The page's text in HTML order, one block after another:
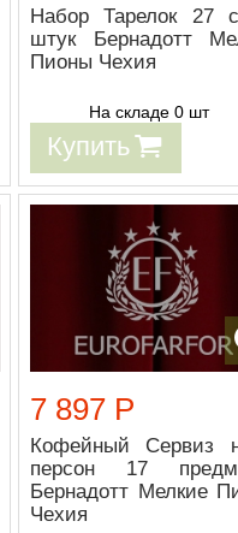
Набор Тарелок 27
штук Бернадотт
Пионы Чехия
На складе 0 шт
Купить
7 897 Р
Кофейный Сервиз
персон 17
Бернадотт Мелкие
Чехия